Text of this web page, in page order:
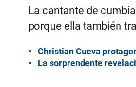
La cantante de
porque ella también
Christian Cueva
La sorprendente